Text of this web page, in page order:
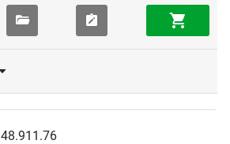
48.911.76